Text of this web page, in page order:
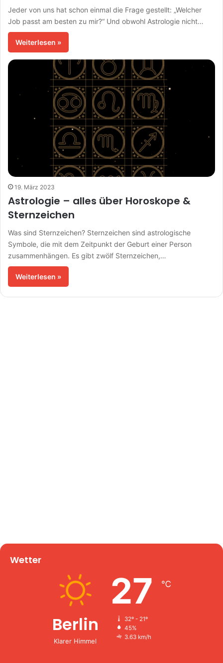
Jeder von uns hat schon einmal die Frage gestellt: „Welcher
Job passt am besten zu mir?“ Und obwohl Astrologie nicht…
Weiterlesen »
19. März 2023
Astrologie – alles über Horoskope &
Sternzeichen
Was sind Sternzeichen? Sternzeichen sind astrologische
Symbole, die mit dem Zeitpunkt der Geburt einer Person
zusammenhängen. Es gibt zwölf Sternzeichen,…
Weiterlesen »
Wetter
Berlin
Klarer Himmel
27 ℃
32º - 21º
45%
3.63 km/h